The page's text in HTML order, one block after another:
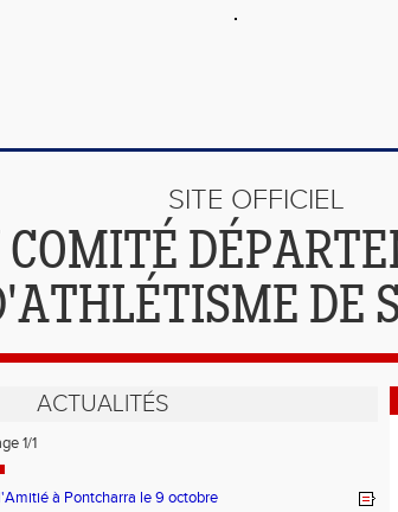
SITE OFFICIEL
COMITÉ
DE
ACTUALITÉS
1/1
à Pontcharra le 9 octobre